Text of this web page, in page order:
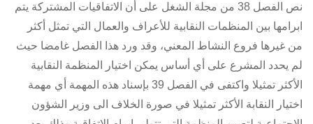
نص الفصل 38 من مجلة الشغل على أن الاتفاقيات المشتركة يتم
ابرامها بين المنظمات النقابية للأعراف والعمال التي تمثل أكثر
من غيرها فروع النشاط المعني، وقد ورد هذا الفصل غامضا حيث
لم يحدد المشرع على أي أساس يمكن اختيار المنظمة النقابية
الأكثر تمثيلا واكتفى في الفصل 39
بإسناد هذه المهمة أي مهمة
اختيار النقابة الأكثر تمثيلا في صورة الخلاف الى وزير الشؤون